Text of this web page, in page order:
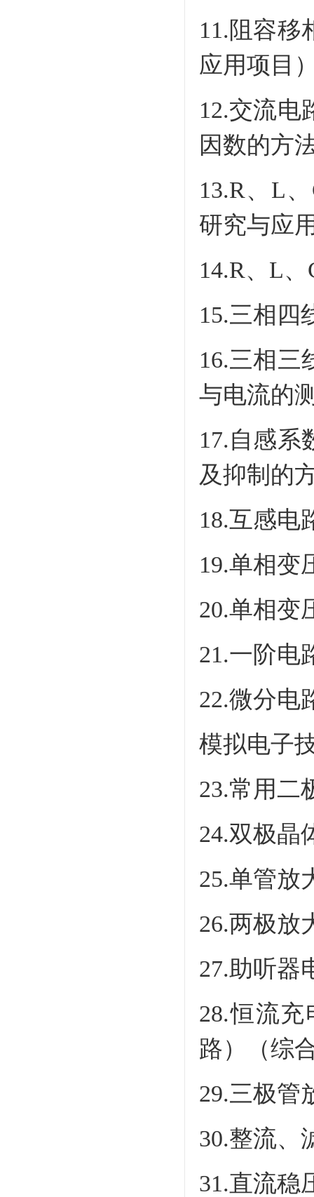
11.阻容
应用项目
12.交流电
因数的方
13.R、L
研究与应
14.R、L
15.三相四
16.三相三
与电流的
17.自感系
及抑制的
18.互感电
19.单相变
20.单相变
21.一阶电
22.微分电
模拟电子
23.常用二
24.双极晶
25.单管放
26.两极放
27.助听器
28.恒流
路）（综
29.三极管
30.整流、
31.直流稳